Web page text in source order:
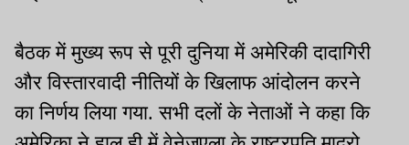
बैठक में मुख्य रूप से पूरी दुनिया में अमेरिकी दादागिरी
और विस्तारवादी नीतियों के खिलाफ आंदोलन करने
का निर्णय लिया गया. सभी दलों के नेताओं ने कहा कि